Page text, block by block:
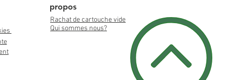
propos
Rachat de cartouche vide
Qui sommes nous?